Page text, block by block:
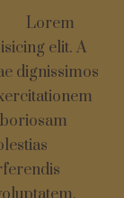
Lorem
elit. A
dignissimos